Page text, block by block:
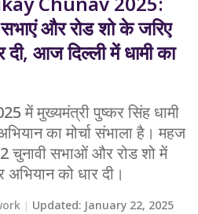
और रोड शो के जरिए
दी, आज दिल्ली में धामी का
में मुख्यमंत्री पुष्कर सिंह धामी
का मोर्चा संभाला है। महज
चुनावी सभाओं और रोड शो में
को धार दी।
Updated: January 22, 2025